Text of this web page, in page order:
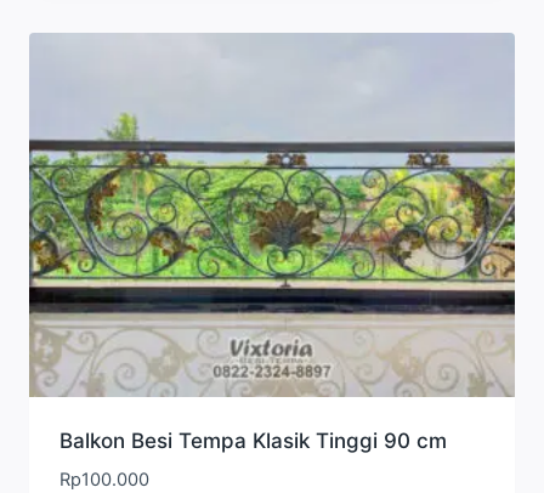
Balkon Besi Tempa Klasik Tinggi 90 cm
Rp100.000